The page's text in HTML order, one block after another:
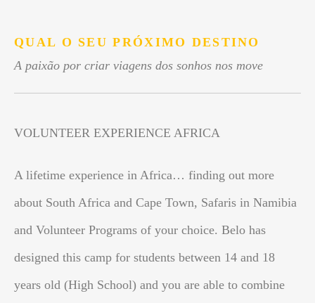
QUAL O SEU PRÓXIMO DESTINO
A paixão por criar viagens dos sonhos nos move
VOLUNTEER EXPERIENCE AFRICA
A lifetime experience in Africa… finding out more
about South Africa and Cape Town, Safaris in Namibia
and Volunteer Programs of your choice. Belo has
designed this camp for students between 14 and 18
years old (High School) and you are able to combine